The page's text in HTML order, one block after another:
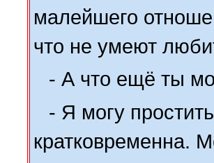
малейшего
что не умеют
- А что ещё ты
- Я могу
кратковременна.